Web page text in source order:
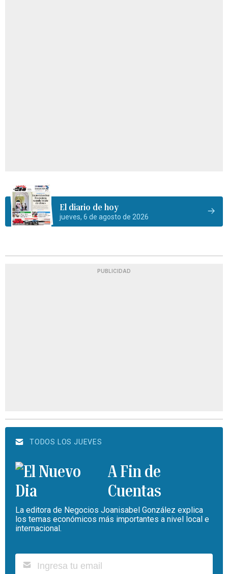
El diario de hoy
jueves, 6 de agosto de 2026
PUBLICIDAD
TODOS LOS JUEVES
A Fin de
Cuentas
La editora de Negocios Joanisabel González explica
los temas económicos más importantes a nivel local e
internacional.